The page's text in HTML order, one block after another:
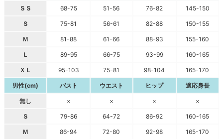
ＳＳ
Ｓ
Ｍ
Ｌ
ＸＬ
68-75
75-81
81-88
89-95
95-103
51-56
56-61
61-66
66-75
75-81
76-82
82-88
88-93
93-99
98-104
145-150
150-155
155-160
160-165
165-170
男性(cm)
無し
Ｓ
Ｍ
バスト
×
79-86
86-94
ウエスト
×
64-72
72-80
ヒップ
×
86-92
92-98
適応身長
×
160-165
165-170